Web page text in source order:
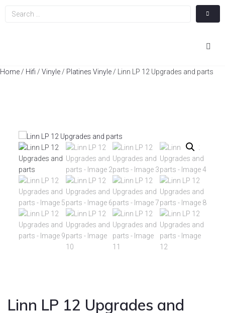
Home / Hifi / Vinyle / Platines Vinyle / Linn LP 12 Upgrades and parts
Linn LP 12 Upgrades and